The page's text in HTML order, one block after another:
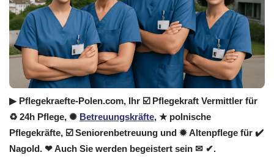
▶︎ Pflegekraefte-Polen.com, Ihr ☑️ Pflegekraft Vermittler für
♻ 24h Pflege, ✺ Betreuungskräfte, ★ polnische
Pflegekräfte, ☑️ Seniorenbetreuung und ✹ Altenpflege für ✔️
Nagold. ❤ Auch Sie werden begeistert sein ✉ ✔.